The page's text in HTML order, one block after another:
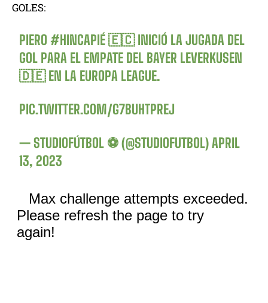
GOLES:
PIERO#HINCAPIÉ🇪🇨 INICIÓ LA JUGADA DEL
GOL PARA EL EMPATE DEL BAYER LEVERKUSEN
🇩🇪 EN LA EUROPA LEAGUE.
PIC.TWITTER.COM/G7BUHTPREJ
— STUDIOFÚTBOL ⚽ (@STUDIOFUTBOL)APRIL
13, 2023